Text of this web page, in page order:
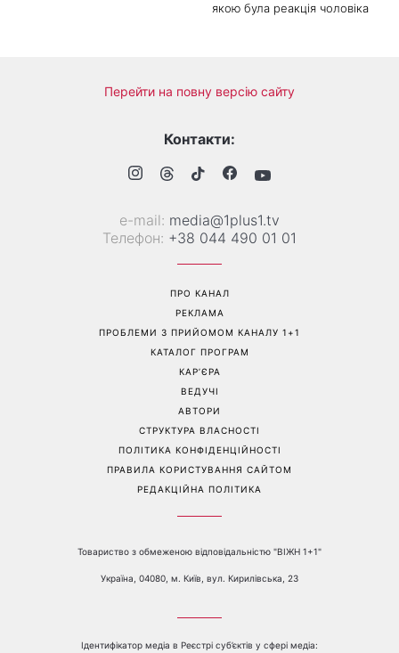
якою була реакція чоловіка
Перейти на повну версію сайту
Контакти:
е-mail: media@1plus1.tv
Телефон: +38 044 490 01 01
ПРО КАНАЛ
РЕКЛАМА
ПРОБЛЕМИ З ПРИЙОМОМ КАНАЛУ 1+1
КАТАЛОГ ПРОГРАМ
КАР’ЄРА
ВЕДУЧІ
АВТОРИ
СТРУКТУРА ВЛАСНОСТІ
ПОЛІТИКА КОНФІДЕНЦІЙНОСТІ
ПРАВИЛА КОРИСТУВАННЯ САЙТОМ
РЕДАКЦІЙНА ПОЛІТИКА
Товариство з обмеженою відповідальністю "ВІЖН 1+1"
Україна, 04080, м. Київ, вул. Кирилівська, 23
Ідентифікатор медіа в Реєстрі суб’єктів у сфері медіа: